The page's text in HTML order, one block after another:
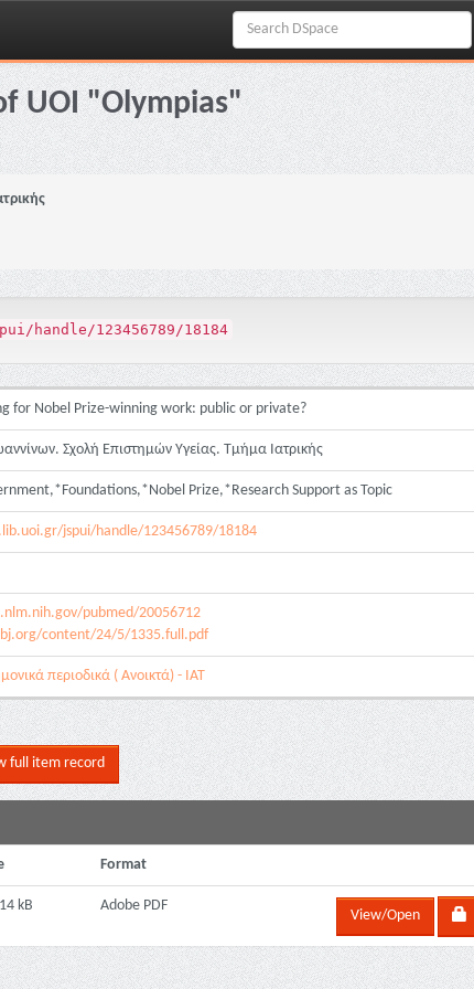
UOI "Olympias"
123456789/18184
for Nobel Prize-winning work: public or private?
Σχολή Επιστημών Υγείας. Τμήμα Ιατρικής
Prize,*Research Support as Topic
jspui/handle/123456789/18184
pubmed/20056712
content/24/5/1335.full.pdf
περιοδικά ( Ανοικτά) - ΙΑΤ
full item record
Format
kB Adobe PDF
View/Open